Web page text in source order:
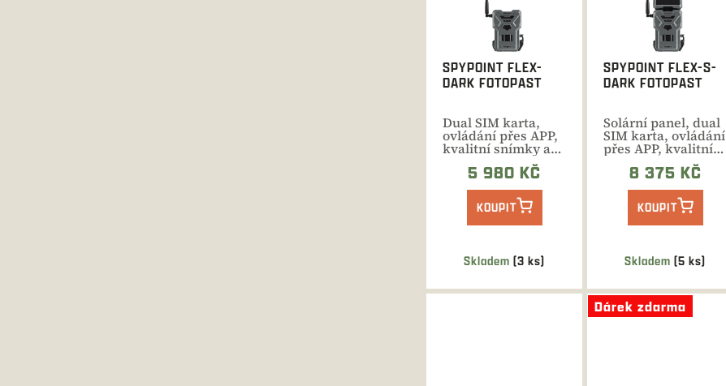
Skladem (3 ks)
SPYPOINT FLEX-
DARK FOTOPAST
Dual SIM karta,
ovládání přes APP,
kvalitní snímky a
videa se zvukem,
snadné...
5 980 KČ
KOUPIT
Skladem(5 ks)
SPYPOINT FLEX-S-
DARK FOTOPAST
Solární panel, dual
SIM karta, ovládání
přes APP, kvalitní
snímky a videa se...
8 375 KČ
KOUPIT
Dárek zdarma